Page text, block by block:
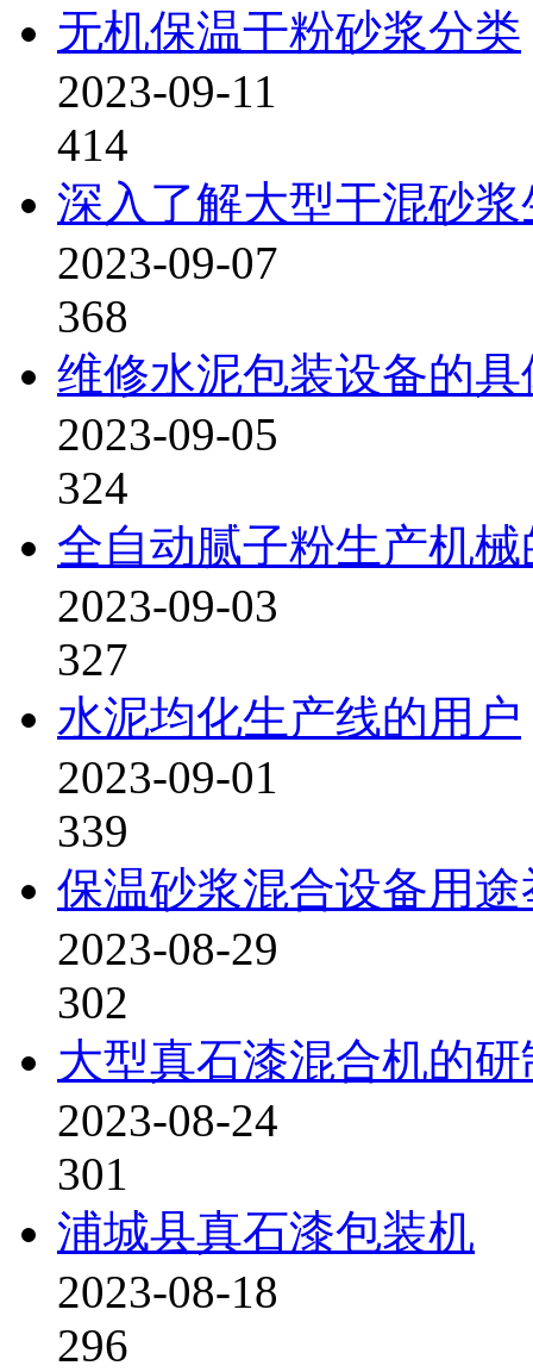
无机保温干粉砂浆分类
2023-09-11
414
深入了解大型干混砂
2023-09-07
368
维修水泥包装设备的
2023-09-05
324
全自动腻子粉生产机
2023-09-03
327
水泥均化生产线的用户
2023-09-01
339
保温砂浆混合设备用途
2023-08-29
302
大型真石漆混合机的
2023-08-24
301
浦城县真石漆包装机
2023-08-18
296